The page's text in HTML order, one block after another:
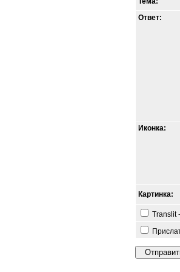
Ответ:
Иконка:
Картинка:
Translit